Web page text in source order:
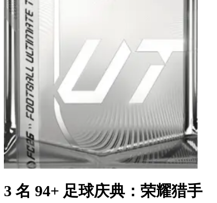
3 名 94+ 足球庆典：荣耀猎手